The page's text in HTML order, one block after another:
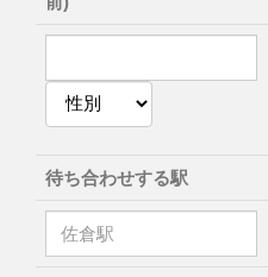
待ち合わせする駅